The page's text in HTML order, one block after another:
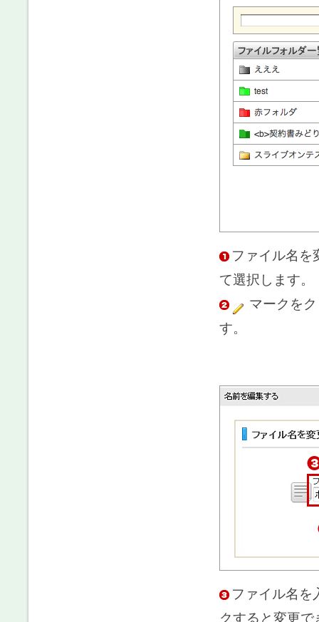
ファイル名を
て選択します。
マークを
す。
ファイル名
クすると変更で